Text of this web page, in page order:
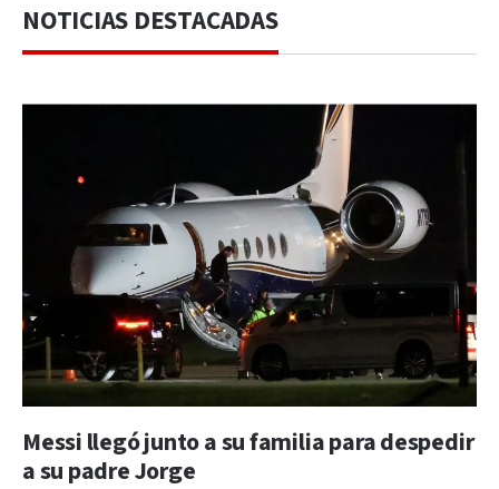
NOTICIAS DESTACADAS
Messi llegó junto a su familia para despedir
a su padre Jorge